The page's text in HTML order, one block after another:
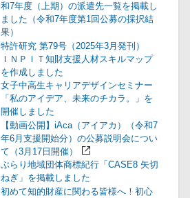
和7年度（上期）の派遣先一覧を掲載し
ました（令和7年度第1回公募の採択結
果）
特許研究 第79号（2025年3月発刊）
ＩＮＰＩＴ知財支援人材スキルマップ
を作成しました
女子中高生キャリアデザインセミナー
「私のアイデア、未来のチカラ。」を
開催しました
【動画公開】iAca（アイアカ）（令和7
年6月支援開始分）の公募説明会につい
て（3月17日開催）
ぶらり地域団体商標紀行「CASE8 矢切
ねぎ」を掲載しました
初めて知的財産に関わる皆様へ！初心